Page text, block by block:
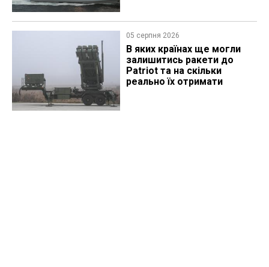
05 серпня 2026
В яких країнах ще могли
залишитись ракети до
Patriot та на скільки
реально їх отримати